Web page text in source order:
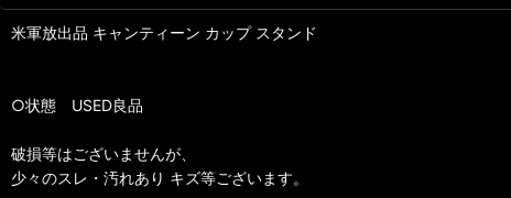
米軍放出品 キャンティーン カップ スタンド
○状態 USED良品
破損等はございませんが、
少々のスレ・汚れあり キズ等ございます。